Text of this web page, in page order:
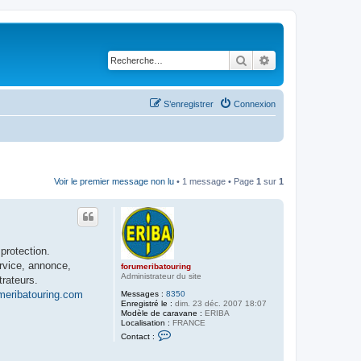
Rechercher
Connexion
S’enregistrer
Voir le premier message non lu • 1 message • Page 1 sur 1
forumeribatouring
Administrateur du site
Messages : 8350
Enregistré le : dim. 23 déc. 2007 18:07
Modèle de caravane : ERIBA
Localisation : FRANCE
Contact :
annonce,